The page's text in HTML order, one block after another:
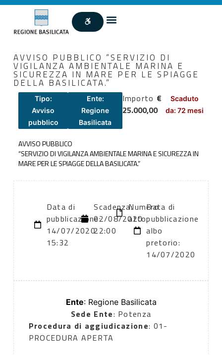
AVVISO PUBBLICO “SERVIZIO DI
VIGILANZA AMBIENTALE MARINA E
SICUREZZA IN MARE PER LE SPIAGGE
DELLA BASILICATA.”
Tipo:
Avviso
pubblico
Ente:
Regione
Basilicata
Importo €
25.000,00
Scaduto
da: 72 mesi
AVVISO PUBBLICO
“SERVIZIO DI VIGILANZA AMBIENTALE MARINA E SICUREZZA IN
MARE PER LE SPIAGGE DELLA BASILICATA.”
Data di
pubblicazione:
14/07/2020
15:32
Scadenza:
02/08/2020
22:00
Numero
atto:
Data di
pubblicazione
albo
pretorio:
14/07/2020
Ente: Regione Basilicata
Sede Ente: Potenza
Procedura di aggiudicazione: 01-
PROCEDURA APERTA